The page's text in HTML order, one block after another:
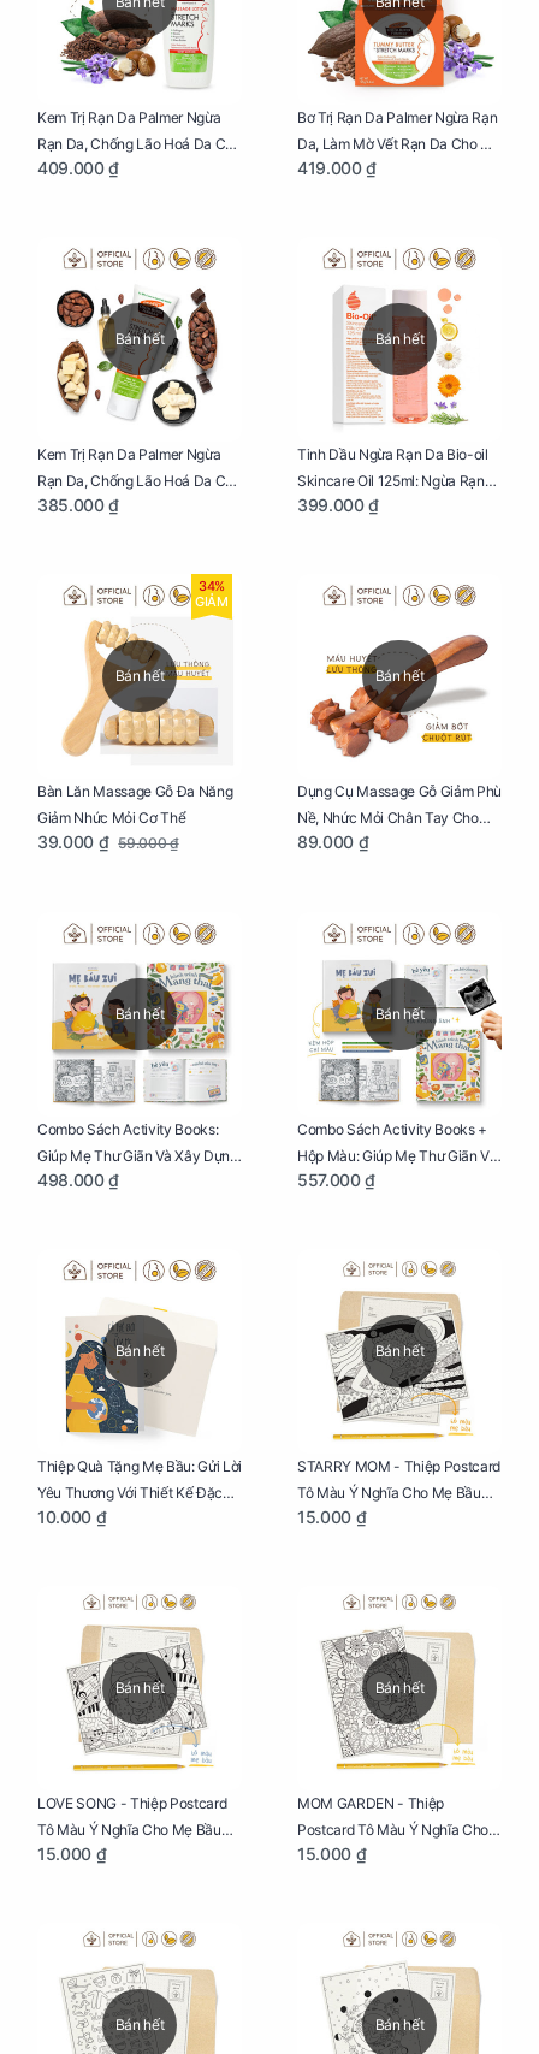
Kem Trị Rạn Da Palmer Ngừa
Rạn Da, Chống Lão Hoá Da Cho
Mẹ Bầu Chai 250ml
409.000 ₫
Bơ Trị Rạn Da Palmer Ngừa Rạn
Da, Làm Mờ Vết Rạn Da Cho Mẹ
Bầu Hũ 125g
419.000 ₫
Bán hết
Kem Trị Rạn Da Palmer Ngừa
Rạn Da, Chống Lão Hoá Da Cho
Mẹ Bầu Tuýp 125g
385.000 ₫
Bán hết
Tinh Dầu Ngừa Rạn Da Bio-oil
Skincare Oil 125ml: Ngừa Rạn
Da, Chăm Sóc Da Toàn Diện
399.000 ₫
Bán hết
34%
GIẢM
Bàn Lăn Massage Gỗ Đa Năng
Giảm Nhức Mỏi Cơ Thể
39.000 ₫ 59.000 ₫
Bán hết
Dụng Cụ Massage Gỗ Giảm Phù
Nề, Nhức Mỏi Chân Tay Cho
Mẹ Bầu
89.000 ₫
Bán hết
Combo Sách Activity Books:
Giúp Mẹ Thư Giãn Và Xây Dựng
Thai Kỳ Chu Đáo
498.000 ₫
Bán hết
Combo Sách Activity Books +
Hộp Màu: Giúp Mẹ Thư Giãn Và
Xây Dựng Thai Kỳ Chu Đáo
557.000 ₫
Bán hết
Thiệp Quà Tặng Mẹ Bầu: Gửi Lời
Yêu Thương Với Thiết Kế Đặc
Biệt Dành Riêng Cho Mẹ Bầu
10.000 ₫
Bán hết
STARRY MOM - Thiệp Postcard
Tô Màu Ý Nghĩa Cho Mẹ Bầu
Sáng Tạo, Thư Giãn Và Hạnh
15.000 ₫
Bán hết
LOVE SONG - Thiệp Postcard
Tô Màu Ý Nghĩa Cho Mẹ Bầu
Sáng Tạo, Thư Giãn Và Hạnh
15.000 ₫
Bán hết
MOM GARDEN - Thiệp
Postcard Tô Màu Ý Nghĩa Cho
Mẹ Bầu Sáng Tạo, Thư Giãn Và
15.000 ₫
Bán hết Bán hết